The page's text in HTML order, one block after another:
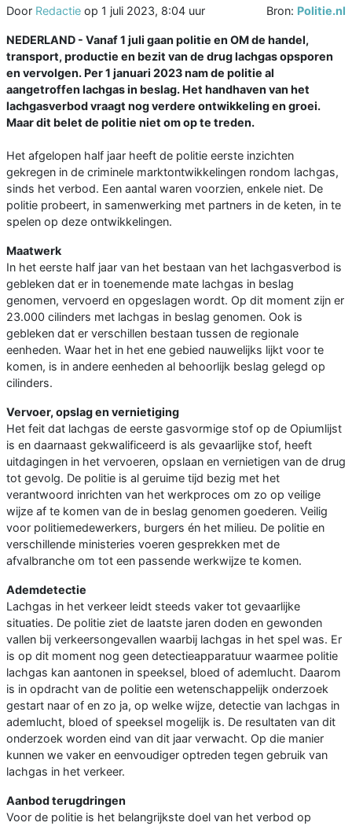
Door Redactie op 1 juli 2023, 8:04 uur Bron: Politie.nl
NEDERLAND - Vanaf 1 juli gaan politie en OM de handel,
transport, productie en bezit van de drug lachgas opsporen
en vervolgen. Per 1 januari 2023 nam de politie al
aangetroffen lachgas in beslag. Het handhaven van het
lachgasverbod vraagt nog verdere ontwikkeling en groei.
Maar dit belet de politie niet om op te treden.
Het afgelopen half jaar heeft de politie eerste inzichten
gekregen in de criminele marktontwikkelingen rondom lachgas,
sinds het verbod. Een aantal waren voorzien, enkele niet. De
politie probeert, in samenwerking met partners in de keten, in te
spelen op deze ontwikkelingen.
Maatwerk
In het eerste half jaar van het bestaan van het lachgasverbod is
gebleken dat er in toenemende mate lachgas in beslag
genomen, vervoerd en opgeslagen wordt. Op dit moment zijn er
23.000 cilinders met lachgas in beslag genomen. Ook is
gebleken dat er verschillen bestaan tussen de regionale
eenheden. Waar het in het ene gebied nauwelijks lijkt voor te
komen, is in andere eenheden al behoorlijk beslag gelegd op
cilinders.
Vervoer, opslag en vernietiging
Het feit dat lachgas de eerste gasvormige stof op de Opiumlijst
is en daarnaast gekwalificeerd is als gevaarlijke stof, heeft
uitdagingen in het vervoeren, opslaan en vernietigen van de drug
tot gevolg. De politie is al geruime tijd bezig met het
verantwoord inrichten van het werkproces om zo op veilige
wijze af te komen van de in beslag genomen goederen. Veilig
voor politiemedewerkers, burgers én het milieu. De politie en
verschillende ministeries voeren gesprekken met de
afvalbranche om tot een passende werkwijze te komen.
Ademdetectie
Lachgas in het verkeer leidt steeds vaker tot gevaarlijke
situaties. De politie ziet de laatste jaren doden en gewonden
vallen bij verkeersongevallen waarbij lachgas in het spel was. Er
is op dit moment nog geen detectieapparatuur waarmee politie
lachgas kan aantonen in speeksel, bloed of ademlucht. Daarom
is in opdracht van de politie een wetenschappelijk onderzoek
gestart naar of en zo ja, op welke wijze, detectie van lachgas in
ademlucht, bloed of speeksel mogelijk is. De resultaten van dit
onderzoek worden eind van dit jaar verwacht. Op die manier
kunnen we vaker en eenvoudiger optreden tegen gebruik van
lachgas in het verkeer.
Aanbod terugdringen
Voor de politie is het belangrijkste doel van het verbod op